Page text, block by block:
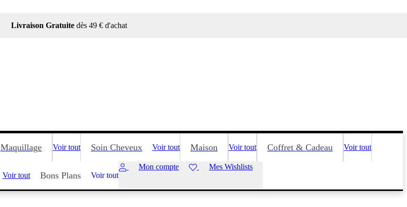
Livraison Gratuitedès 49 € d'achat
Maquillage Voir tout Soin Cheveux Voir tout Maison Voir tout Coffret & Cadeau Voir tout
Voir tout Bons Plans Voir tout
Mon compte Mes Wishlists